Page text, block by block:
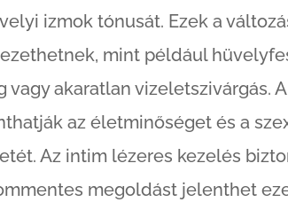
izmok tónusát. Ezek a
mint például
vagy akaratlan vizeletszivárgás.
az életminőséget és a
Az intim lézeres kezelés
megoldást jelenthet